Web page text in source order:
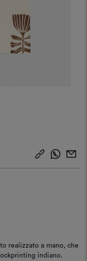
realizzato a mano, che
indiano.